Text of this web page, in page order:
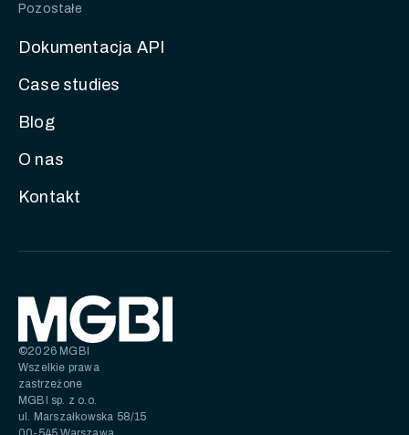
Pozostałe
Dokumentacja API
Case studies
Blog
O nas
Kontakt
©2026 MGBI
Wszelkie prawa
zastrzeżone
MGBI sp. z o.o.
ul. Marszałkowska 58/15